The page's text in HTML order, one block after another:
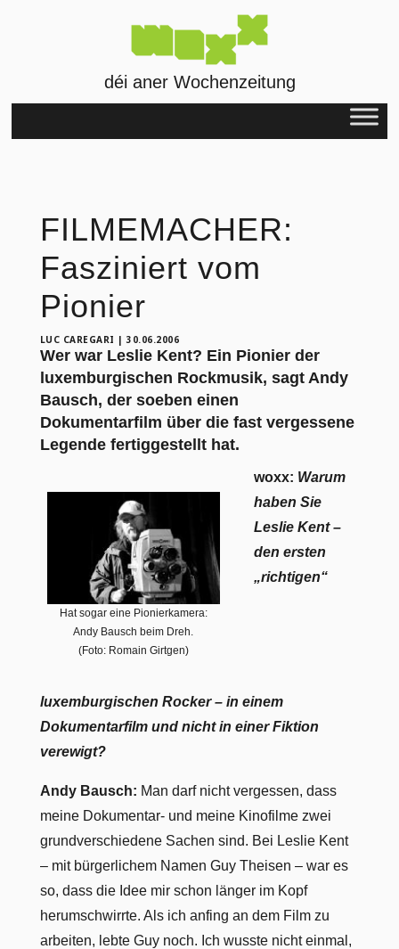
déi aner Wochenzeitung
FILMEMACHER:
Fasziniert vom
Pionier
LUC CAREGARI |30.06.2006
Wer war Leslie Kent? Ein Pionier der
luxemburgischen Rockmusik, sagt Andy
Bausch, der soeben einen
Dokumentarfilm über die fast vergessene
Legende fertiggestellt hat.
Hat sogar eine Pionierkamera:
Andy Bausch beim Dreh.
(Foto: Romain Girtgen)
woxx: Warum
haben Sie
Leslie Kent –
den ersten
„richtigen“
luxemburgischen Rocker – in einem
Dokumentarfilm und nicht in einer Fiktion
verewigt?
Andy Bausch: Man darf nicht vergessen, dass
meine Dokumentar- und meine Kinofilme zwei
grundverschiedene Sachen sind. Bei Leslie Kent
– mit bürgerlichem Namen Guy Theisen – war es
so, dass die Idee mir schon länger im Kopf
herumschwirrte. Als ich anfing an dem Film zu
arbeiten, lebte Guy noch. Ich wusste nicht einmal,